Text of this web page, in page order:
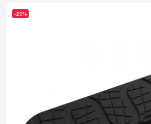
-20%